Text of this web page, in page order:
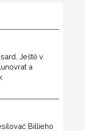
Ještě v
a
Billieho